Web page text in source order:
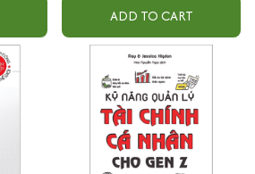
ADD TO CART